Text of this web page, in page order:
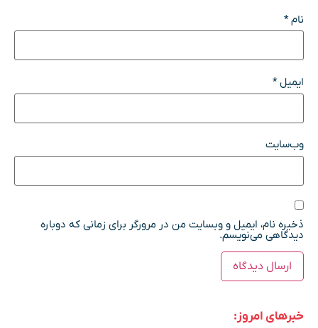
نام*
ایمیل*
وب‌سایت
ذخیره نام، ایمیل و وبسایت من در مرورگر برای زمانی که دوباره
دیدگاهی می‌نویسم.
خبرهای امروز: